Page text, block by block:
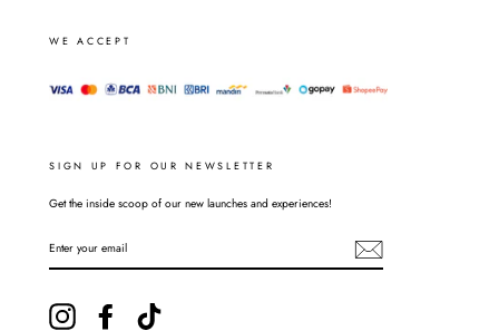
WE ACCEPT
SIGN UP FOR OUR NEWSLETTER
Get the inside scoop of our new launches and experiences!
YOUR
EMAIL
Instagram Facebook